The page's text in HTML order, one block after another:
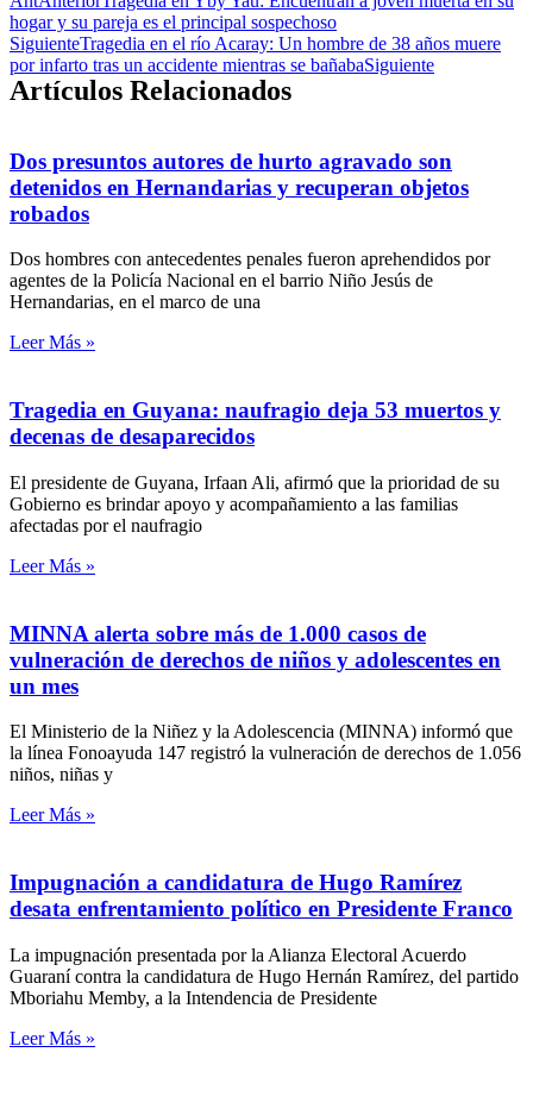
hogar y su pareja es el principal sospechoso
SiguienteTragedia en el río Acaray: Un hombre de 38 años muere
por infarto tras un accidente mientras se bañabaSiguiente
Artículos Relacionados
Dos presuntos autores de hurto agravado son
detenidos en Hernandarias y recuperan objetos
robados
Dos hombres con antecedentes penales fueron aprehendidos por
agentes de la Policía Nacional en el barrio Niño Jesús de
Hernandarias, en el marco de una
Leer Más »
Tragedia en Guyana: naufragio deja 53 muertos y
decenas de desaparecidos
El presidente de Guyana, Irfaan Ali, afirmó que la prioridad de su
Gobierno es brindar apoyo y acompañamiento a las familias
afectadas por el naufragio
Leer Más »
MINNA alerta sobre más de 1.000 casos de
vulneración de derechos de niños y adolescentes en
un mes
El Ministerio de la Niñez y la Adolescencia (MINNA) informó que
la línea Fonoayuda 147 registró la vulneración de derechos de 1.056
niños, niñas y
Leer Más »
Impugnación a candidatura de Hugo Ramírez
desata enfrentamiento político en Presidente Franco
La impugnación presentada por la Alianza Electoral Acuerdo
Guaraní contra la candidatura de Hugo Hernán Ramírez, del partido
Mboriahu Memby, a la Intendencia de Presidente
Leer Más »